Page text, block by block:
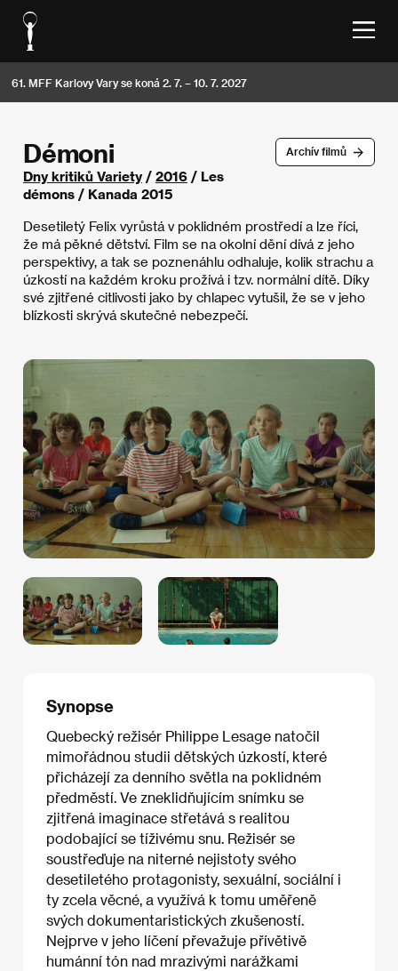
61. MFF Karlovy Vary se koná 2. 7. – 10. 7. 2027
Archív filmů
Démoni
Dny kritiků Variety/ 2016 / Les
démons / Kanada 2015
Desetiletý Felix vyrůstá v poklidném prostředí a lze říci,
že má pěkné dětství. Film se na okolní dění dívá z jeho
perspektivy, a tak se poznenáhlu odhaluje, kolik strachu a
úzkostí na každém kroku prožívá i tzv. normální dítě. Díky
své zjitřené citlivosti jako by chlapec vytušil, že se v jeho
blízkosti skrývá skutečné nebezpečí.
Synopse
Quebecký režisér Philippe Lesage natočil
mimořádnou studii dětských úzkostí, které
přicházejí za denního světla na poklidném
předměstí. Ve zneklidňujícím snímku se
zjitřená imaginace střetává s realitou
podobající se tíživému snu. Režisér se
soustřeďuje na niterné nejistoty svého
desetiletého protagonisty, sexuální, sociální i
ty zcela věcné, a využívá k tomu uměřeně
svých dokumentaristických zkušeností.
Nejprve v jeho líčení převažuje přívětivě
humánní tón nad mrazivými narážkami